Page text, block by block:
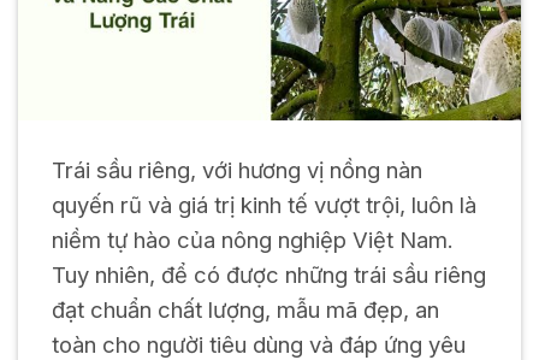
Trái sầu riêng, với hương vị nồng nàn
quyến rũ và giá trị kinh tế vượt trội, luôn là
niềm tự hào của nông nghiệp Việt Nam.
Tuy nhiên, để có được những trái sầu riêng
đạt chuẩn chất lượng, mẫu mã đẹp, an
toàn cho người tiêu dùng và đáp ứng yêu